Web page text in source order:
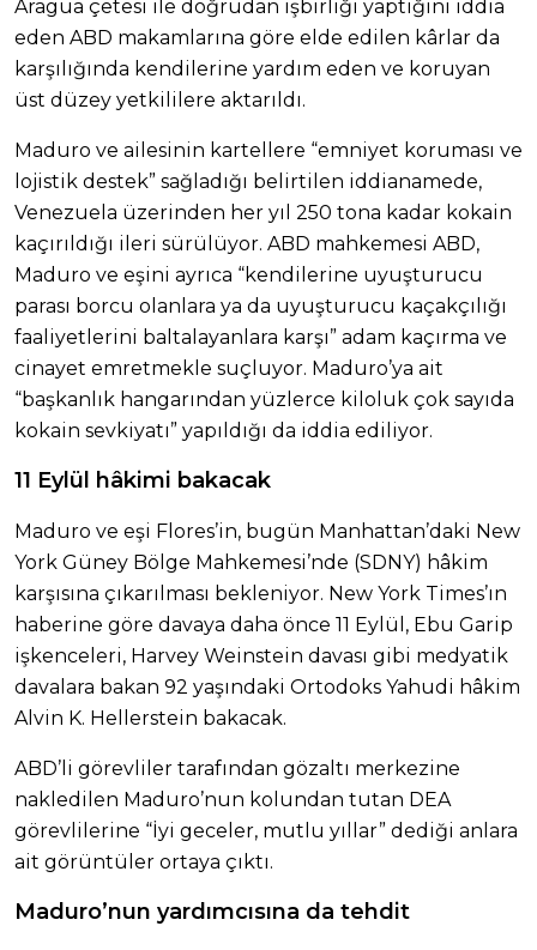
Aragua çetesi ile doğrudan işbirliği yaptığını iddia
eden ABD makamlarına göre elde edilen kârlar da
karşılığında kendilerine yardım eden ve koruyan
üst düzey yetkililere aktarıldı.
Maduro ve ailesinin kartellere “emniyet koruması ve
lojistik destek” sağladığı belirtilen iddianamede,
Venezuela üzerinden her yıl 250 tona kadar kokain
kaçırıldığı ileri sürülüyor. ABD mahkemesi ABD,
Maduro ve eşini ayrıca “kendilerine uyuşturucu
parası borcu olanlara ya da uyuşturucu kaçakçılığı
faaliyetlerini baltalayanlara karşı” adam kaçırma ve
cinayet emretmekle suçluyor. Maduro’ya ait
“başkanlık hangarından yüzlerce kiloluk çok sayıda
kokain sevkiyatı” yapıldığı da iddia ediliyor.
11 Eylül hâkimi bakacak
Maduro ve eşi Flores’in, bugün Manhattan’daki New
York Güney Bölge Mahkemesi’nde (SDNY) hâkim
karşısına çıkarılması bekleniyor. New York Times’ın
haberine göre davaya daha önce 11 Eylül, Ebu Garip
işkenceleri, Harvey Weinstein davası gibi medyatik
davalara bakan 92 yaşındaki Ortodoks Yahudi hâkim
Alvin K. Hellerstein bakacak.
ABD’li görevliler tarafından gözaltı merkezine
nakledilen Maduro’nun kolundan tutan DEA
görevlilerine “İyi geceler, mutlu yıllar” dediği anlara
ait görüntüler ortaya çıktı.
Maduro’nun yardımcısına da tehdit